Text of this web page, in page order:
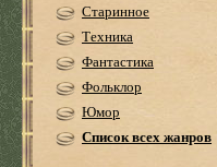
Старинное
Техника
Фантастика
Фольклор
Юмор
Список всех жанров